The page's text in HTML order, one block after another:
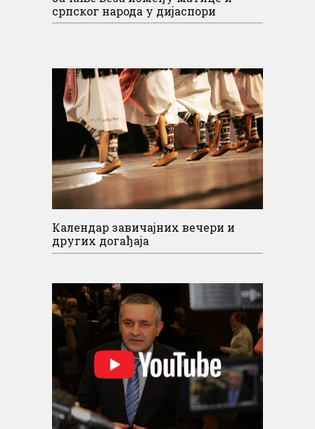
српског народа у дијаспори
Календар завичајних вечери и
других догађаја